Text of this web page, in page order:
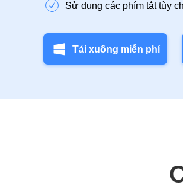
Sử dụng các phím tắt tùy
Tải xuống miễn phí